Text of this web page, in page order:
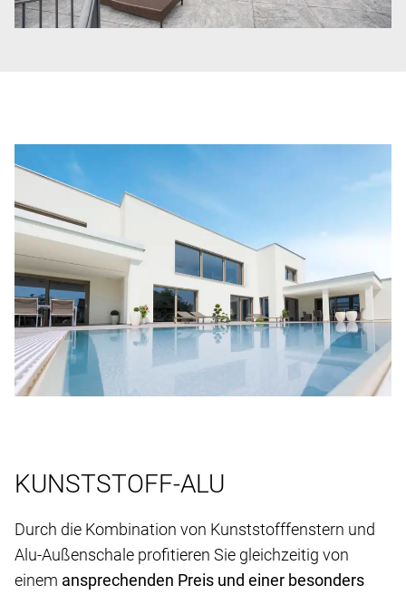
KUNSTSTOFF-ALU
Durch die Kombination von Kunststofffenstern und
Alu-Außenschale profitieren Sie gleichzeitig von
einem ansprechenden Preis und einer besonders